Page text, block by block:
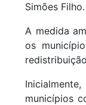
Simões Filho.
A medida
os
municípios